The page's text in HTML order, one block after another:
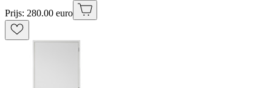
Prijs: 280.00 euro